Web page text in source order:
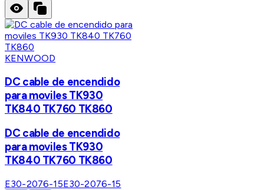
KENWOOD
DC cable de encendido
para moviles TK930
TK840 TK760 TK860
DC cable de encendido
para moviles TK930
TK840 TK760 TK860
E30-2076-15E30-2076-15